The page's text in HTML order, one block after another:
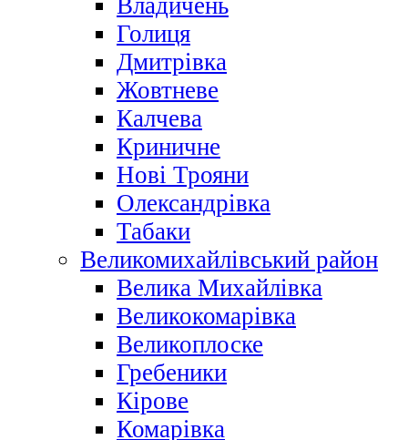
Владичень
Голиця
Дмитрівка
Жовтневе
Калчева
Криничне
Нові Трояни
Олександрівка
Табаки
Великомихайлівський район
Велика Михайлівка
Великокомарівка
Великоплоске
Гребеники
Кірове
Комарівка